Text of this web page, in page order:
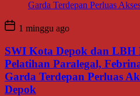
1 minggu ago
SWI Kota Depok dan LBH
Pelatihan Paralegal,
Garda Terdepan Perluas
Depok